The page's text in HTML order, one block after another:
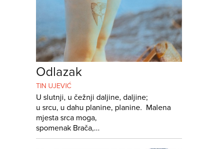
Odlazak
TIN UJEVIĆ
U slutnji, u čežnji daljine, daljine;
u srcu, u dahu planine, planine. Malena
mjesta srca moga,
spomenak Brača,...